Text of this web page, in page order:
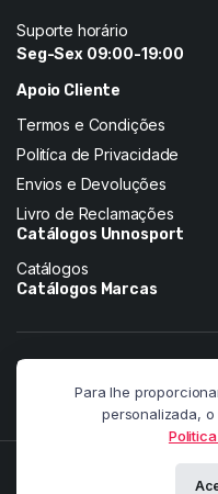
Suporte horário
Seg-Sex 09:00-19:00
Apoio Cliente
Termos e Condições
Politíca de Privacidade
Envios e Devoluções
Livro de Reclamações
Catálogos Unnosport
Catálogos
Catálogos Marcas
Siga-nos nas redes:
Para lhe
personalizada,